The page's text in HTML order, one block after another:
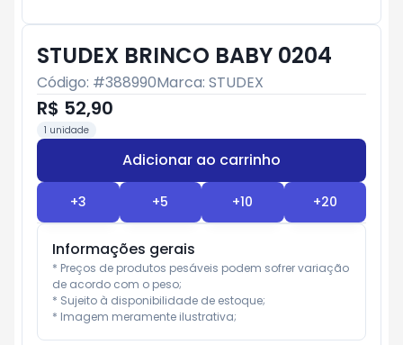
STUDEX BRINCO BABY 0204
Código: #388990Marca: STUDEX
R$ 52,90
1 unidade
Adicionar ao carrinho
+3 +5 +10 +20
Informações gerais
* Preços de produtos pesáveis podem sofrer variação
de acordo com o peso;
* Sujeito à disponibilidade de estoque;
* Imagem meramente ilustrativa;